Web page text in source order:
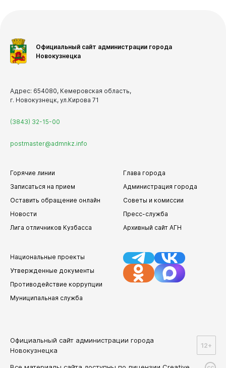
Документы
Виртуальнаяприемная
Официальный сайт администрации города
Новокузнецка
Адрес: 654080, Кемеровская область,
г. Новокузнецк, ул.Кирова 71
(3843) 32-15-00
postmaster@admnkz.info
Горячие линии
Записаться на прием
Оставить обращение онлайн
Новости
Лига отличников Кузбасса
Глава города
Администрация города
Советы и комиссии
Пресс-служба
Архивный сайт АГН
Национальные проекты
Утвержденные документы
Противодействие коррупции
Муниципальная служба
Официальный сайт администрации города
Новокузнецка
12+